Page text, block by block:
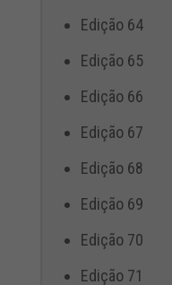
Edição 64
Edição 65
Edição 66
Edição 67
Edição 68
Edição 69
Edição 70
Edição 71